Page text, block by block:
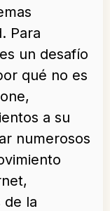
Para
un desafío
qué no es
a su
numerosos
de la